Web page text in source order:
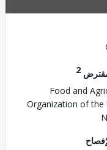
Food